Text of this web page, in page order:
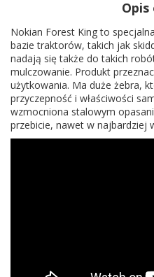
Nokian Forest King to
bazie traktorów, takich jak
nadają się także do takich
mulczowanie. Produkt
użytkowania. Ma duże żebra,
przyczepność i właściwości
wzmocniona stalowym
przebicie, nawet w najbardziej